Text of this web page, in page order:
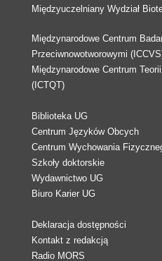
Międzyuczelniany Wydział
Międzynarodowe Centrum
Przeciwnowotworowymi
Międzynarodowe Centrum
(ICTQT)
Biblioteka UG
Centrum Języków Obcych
Centrum Wychowania
Szkoły doktorskie
Wydawnictwo UG
Biuro Karier UG
Deklaracja dostępności
Kontakt z redakcją
Radio MORS